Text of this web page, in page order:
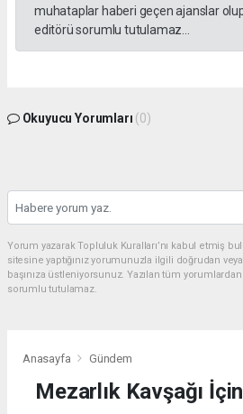
muhataplar haberi geçen ajanslar
editörü sorumlu tutulamaz...
Okuyucu Yorumları (0)
Yorum yazarak Topluluk Kuralları’nı kabul etmiş
sitesine yaptığınız yorumunuzla ilgili doğrudan
başınıza üstleniyorsunuz. Yazılan tüm
sorumlu tutulamaz.
Anasayfa Gündem
Mezarlık Kavşağı